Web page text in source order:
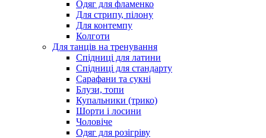
Одяг для фламенко
Для стрипу, пілону
Для контемпу
Колготи
Для танців на тренування
Спідниці для латини
Спідниці для стандарту
Сарафани та сукні
Блузи, топи
Купальники (трико)
Шорти і лосини
Чоловіче
Одяг для розігріву